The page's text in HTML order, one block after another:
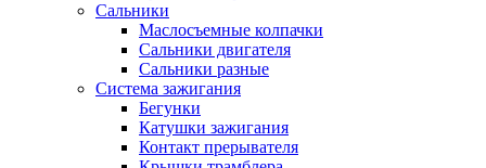
Сальники
Маслосъемные колпачки
Сальники двигателя
Сальники разные
Система зажигания
Бегунки
Катушки зажигания
Контакт прерывателя